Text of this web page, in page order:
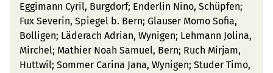
Eggimann Cyril, Burgdorf; Enderlin Nino, Schüpfen;
Fux Severin, Spiegel b. Bern; Glauser Momo Sofia,
Bolligen; Läderach Adrian, Wynigen; Lehmann Jolina,
Mirchel; Mathier Noah Samuel, Bern; Ruch Mirjam,
Huttwil; Sommer Carina Jana, Wynigen; Studer Timo,